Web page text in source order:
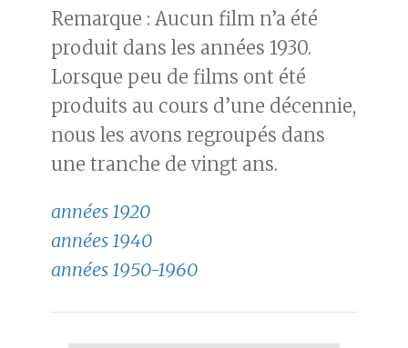
Remarque : Aucun film n’a été
produit dans les années 1930.
Lorsque peu de films ont été
produits au cours d’une décennie,
nous les avons regroupés dans
une tranche de vingt ans.
années 1920
années 1940
années 1950-1960